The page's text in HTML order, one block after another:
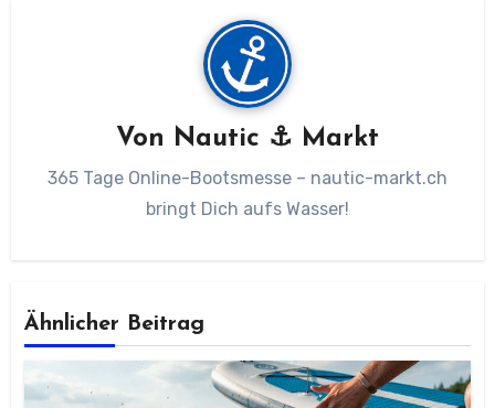
Von Nautic ⚓ Markt
365 Tage Online-Bootsmesse – nautic-markt.ch
bringt Dich aufs Wasser!
Ähnlicher Beitrag